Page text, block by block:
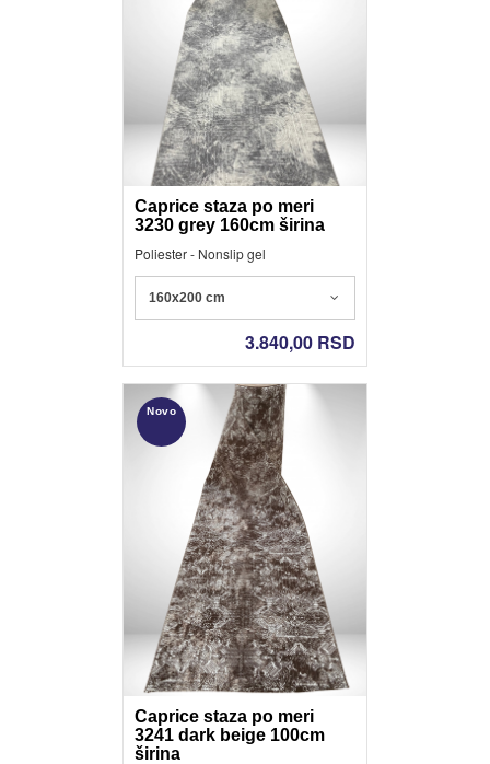
Caprice staza po meri
3230 grey 160cm širina
Poliester - Nonslip gel
160x200 cm
3.840,00 RSD
Novo
Caprice staza po meri
3241 dark beige 100cm
širina